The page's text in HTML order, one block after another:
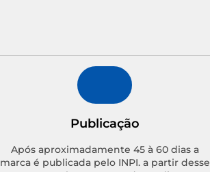
Publicação
Após aproximadamente 45 à 60 dias a
marca é publicada pelo INPI. a partir desse